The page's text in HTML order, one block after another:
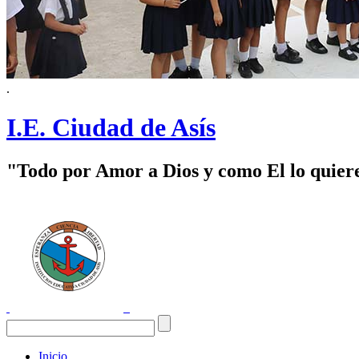
.
I.E. Ciudad de Asís
"Todo por Amor a Dios y como El lo
Inicio